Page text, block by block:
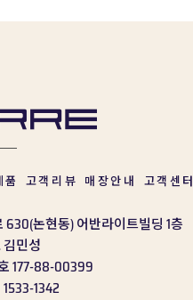
품 고객리뷰 매장안내 고객센
논현동) 어반라이트빌딩 1층
김민성
177-88-00399
1533-1342